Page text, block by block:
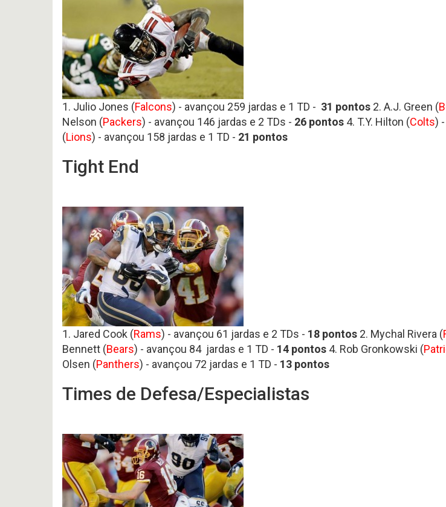
1. Julio Jones (Falcons) - avançou 259 jardas e 1 TD - 31 pontos 2. A.J. Green (
Nelson (Packers) - avançou 146 jardas e 2 TDs - 26 pontos 4. T.Y. Hilton (Colts)
(Lions) - avançou 158 jardas e 1 TD - 21 pontos
Tight End
1. Jared Cook (Rams) - avançou 61 jardas e 2 TDs - 18 pontos 2. Mychal Rivera (
Bennett (Bears) - avançou 84 jardas e 1 TD - 14 pontos 4. Rob Gronkowski (
Olsen (Panthers) - avançou 72 jardas e 1 TD - 13 pontos
Times de Defesa/Especialistas